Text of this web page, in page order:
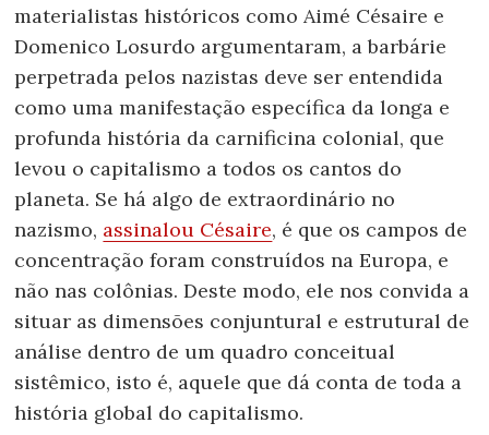
materialistas históricos como Aimé Césaire e
Domenico Losurdo argumentaram, a barbárie
perpetrada pelos nazistas deve ser entendida
como uma manifestação específica da longa e
profunda história da carnificina colonial, que
levou o capitalismo a todos os cantos do
planeta. Se há algo de extraordinário no
nazismo, assinalou Césaire, é que os campos de
concentração foram construídos na Europa, e
não nas colônias. Deste modo, ele nos convida a
situar as dimensões conjuntural e estrutural de
análise dentro de um quadro conceitual
sistêmico, isto é, aquele que dá conta de toda a
história global do capitalismo.